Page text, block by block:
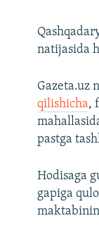
natijasida
Gazeta.uz
qilishicha,
pastga
Hodisaga
gapiga